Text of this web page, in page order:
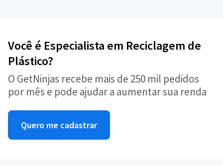
Você é Especialista em Reciclagem de
Plástico?
O GetNinjas recebe mais de 250 mil pedidos
por mês e pode ajudar a aumentar sua renda
Quero me cadastrar